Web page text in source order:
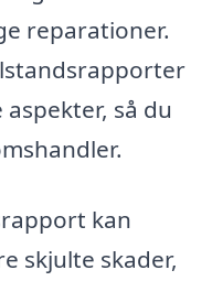
reparationer.
så du
kan
skjulte skader,